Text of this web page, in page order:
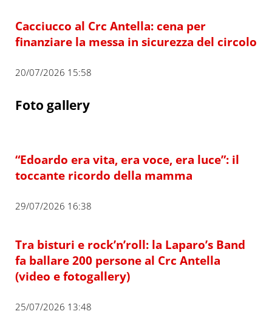
Cacciucco al Crc Antella: cena per
finanziare la messa in sicurezza del circolo
20/07/2026 15:58
Foto gallery
“Edoardo era vita, era voce, era luce”: il
toccante ricordo della mamma
29/07/2026 16:38
Tra bisturi e rock’n’roll: la Laparo’s Band
fa ballare 200 persone al Crc Antella
(video e fotogallery)
25/07/2026 13:48